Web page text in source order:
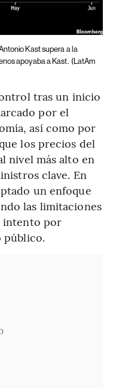
Kast supera a la
apoyaba a Kast. (LatAm
tras un inicio
por el
así como por
los precios del
nivel más alto en
clave. En
un enfoque
las limitaciones
intento por
público.